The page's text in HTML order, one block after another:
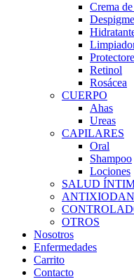
Crema
Retinol
Rosácea
CUERPO
Ahas
Ureas
CAPILARES
Oral
Shampoo
Lociones
SALUD
OTROS
Nosotros
Enfermedades
Carrito
Contacto